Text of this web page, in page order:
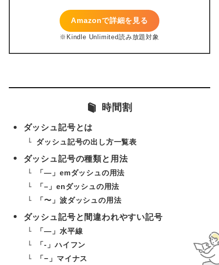
Amazonで詳細を見る
時間割
ダッシュ記号とは
ダッシュ記号の出し方一覧表
ダッシュ記号の種類と用法
「—」emダッシュの用法
「–」enダッシュの用法
「〜」波ダッシュの用法
ダッシュ記号と間違われやすい記号
「―」水平線
「-」ハイフン
「−」マイナス